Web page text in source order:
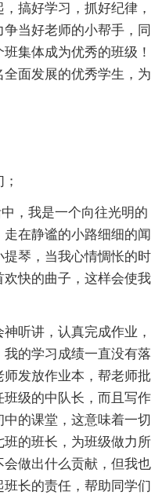
搞好学习，抓好纪律，
当好老师的小帮手，同
集体成为优秀的班级！
面发展的优秀学生，为
，我是一个向往光明的
在静谧的小路细细的闻
琴，当我心情惆怅的时
快的曲子，这样会使我
听讲，认真完成作业，
的学习成绩一直没有落
发放作业本，帮老师批
级的中队长，而且写作
的课堂，这意味着一切
的班长，为班级做力所
做出什么贡献，但我也
长的责任，帮助同学们